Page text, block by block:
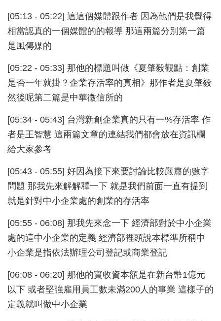
[05:13 - 05:22] 這這個媒體跟作者 因為他們是我覺得
相當認真的一個媒體的的報導 那這兩篇分別第一篇
是風傳媒的
[05:22 - 05:33] 那他的標題叫做《夏肇毅觀點：創業
是否一年就掛？企業存活率的真相》那作者是夏肇毅
然後呢第二篇是中華徵信所的
[05:34 - 05:43] 台灣新創企業真的只有一%存活率 作
者是王智慧 這兩篇文章的連結我們都會放在資訊欄
給大家參考
[05:43 - 05:55] 好因為接下來要討論比較嚴肅的數字
問題 那我先來解解釋一下 就是我們前面一直有提到
就是針對中小企業處的創業的存活率
[05:55 - 06:08] 那我先來念一下 經濟部對於中小企業
處的這中小企業的定義 經濟部裡頭說本標準所稱中
小企業是指依法辦理公司登記或商業登記
[06:08 - 06:20] 那他的實收資本額是在新台幣1億元
以下 或者堅強雇用員工數未滿200人的事業 這樣子的
定義就叫做中小企業